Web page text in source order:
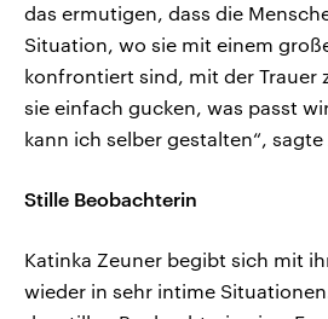
das ermutigen, dass die
Situation, wo sie mit einem
konfrontiert sind, mit der Trauer
sie einfach gucken, was passt
kann ich selber gestalten“,
Stille Beobachterin
Katinka Zeuner begibt sich mit
wieder in sehr intime